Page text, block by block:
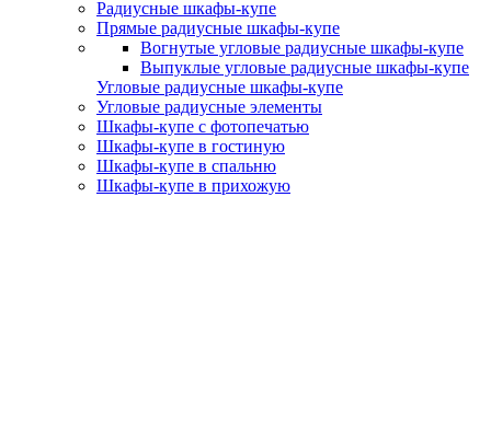
Радиусные шкафы-купе
Прямые радиусные шкафы-купе
Вогнутые угловые радиусные шкафы-купе
Выпуклые угловые радиусные шкафы-купе
Угловые радиусные шкафы-купе
Угловые радиусные элементы
Шкафы-купе с фотопечатью
Шкафы-купе в гостиную
Шкафы-купе в спальню
Шкафы-купе в прихожую